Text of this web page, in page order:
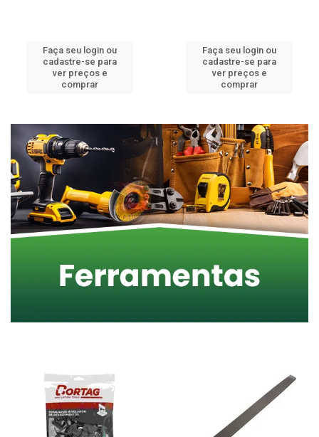
Faça seu login ou
cadastre-se para
ver preços e
comprar
Faça seu login ou
cadastre-se para
ver preços e
comprar